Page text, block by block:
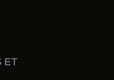
onglet
nouvel onglet
ET